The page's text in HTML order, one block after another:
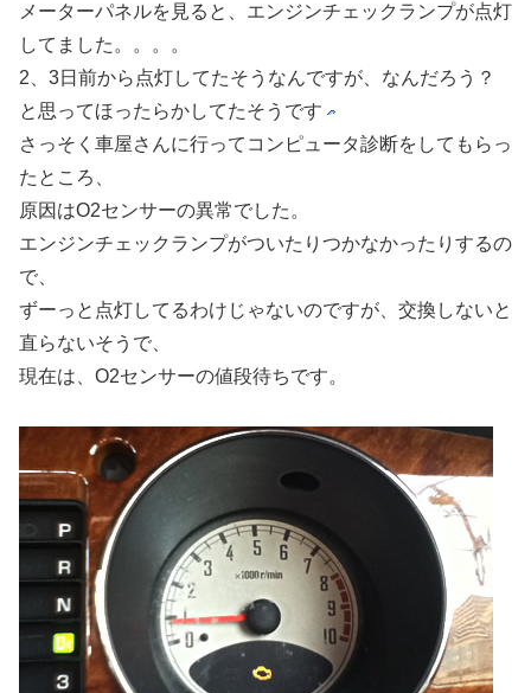
メーターパネルを見ると、エンジンチェックランプが点灯
してました。。。。
2、3日前から点灯してたそうなんですが、なんだろう？
と思ってほったらかしてたそうです
さっそく車屋さんに行ってコンピュータ診断をしてもらっ
たところ、
原因はO2センサーの異常でした。
エンジンチェックランプがついたりつかなかったりするの
で、
ずーっと点灯してるわけじゃないのですが、交換しないと
直らないそうで、
現在は、O2センサーの値段待ちです。